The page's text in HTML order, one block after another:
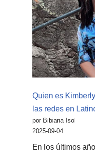
Quien es
las redes en
por Bibiana Isol
2025-09-04
En los últimos